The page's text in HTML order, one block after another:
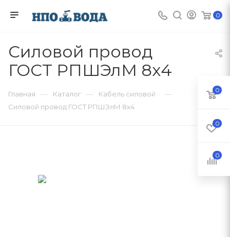
0
Силовой провод
ГОСТ РПШЭлМ 8х4
Главная — Каталог — Кабель силовой —
Силовой провод ГОСТ РПШЭлМ 8х4
0
0
0